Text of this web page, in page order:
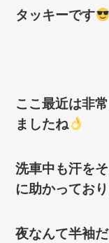
タッキーです
ここ最近は非
ましたね
洗車中も汗を
に助かってお
夜なんて半袖